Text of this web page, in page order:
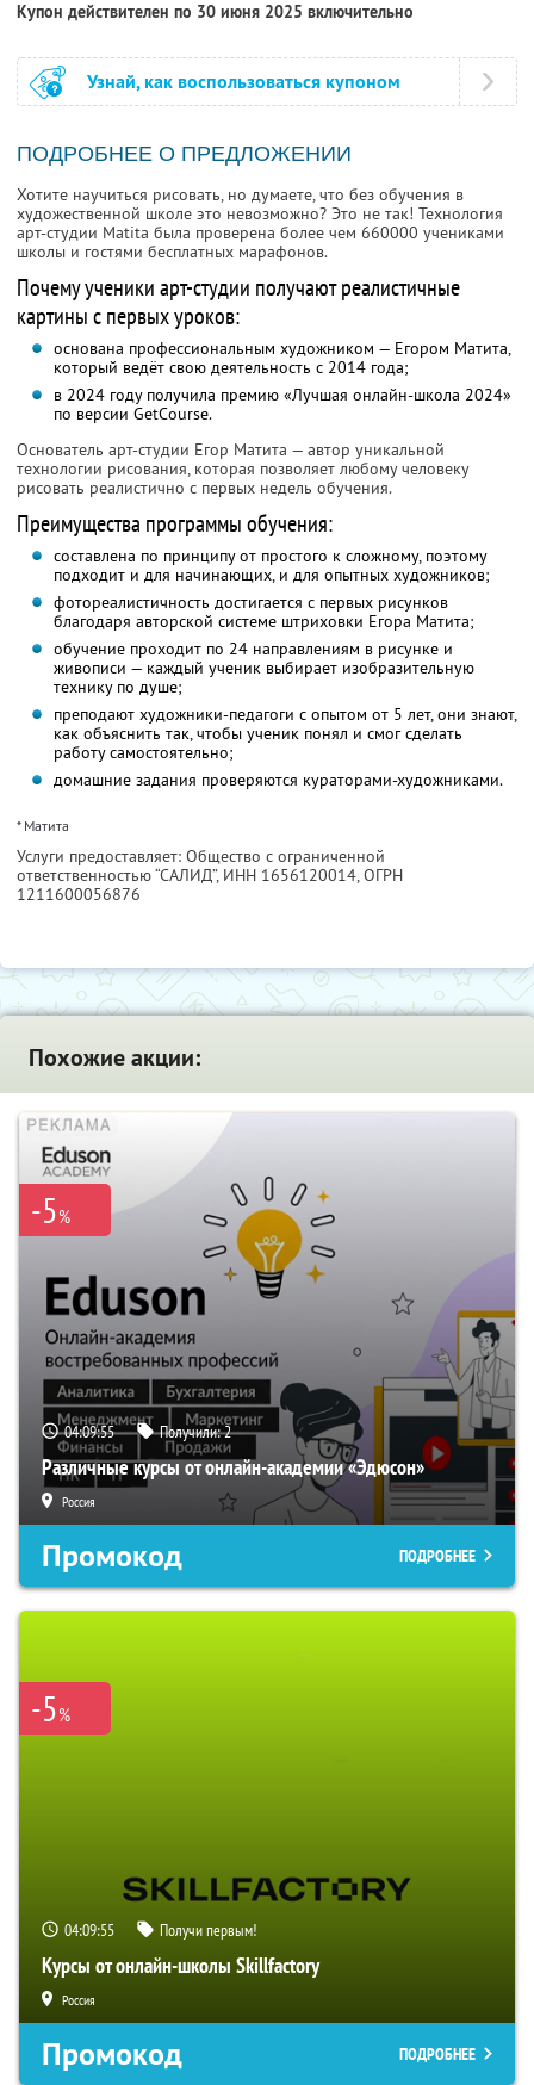
Купон действителен по 30 июня 2025 включительно
Узнай, как воспользоваться купоном
ПОДРОБНЕЕ О ПРЕДЛОЖЕНИИ
Хотите научиться рисовать, но думаете, что без обучения в
художественной школе это невозможно? Это не так! Технология
арт-студии Matita была проверена более чем 660000 учениками
школы и гостями бесплатных марафонов.
Почему ученики арт-студии получают реалистичные
картины с первых уроков:
основана профессиональным художником — Егором Матита,
который ведёт свою деятельность с 2014 года;
в 2024 году получила премию «Лучшая онлайн-школа 2024»
по версии GetCourse.
Основатель арт-студии Егор Матита — автор уникальной
технологии рисования, которая позволяет любому человеку
рисовать реалистично с первых недель обучения.
Преимущества программы обучения:
составлена по принципу от простого к сложному, поэтому
подходит и для начинающих, и для опытных художников;
фотореалистичность достигается с первых рисунков
благодаря авторской системе штриховки Егора Матита;
обучение проходит по 24 направлениям в рисунке и
живописи — каждый ученик выбирает изобразительную
технику по душе;
преподают художники-педагоги с опытом от 5 лет, они знают,
как объяснить так, чтобы ученик понял и смог сделать
работу самостоятельно;
домашние задания проверяются кураторами-художниками.
* Матита
Услуги предоставляет: Общество с ограниченной
ответственностью “САЛИД”, ИНН 1656120014, ОГРН
1211600056876
Похожие акции:
-5%
04:09:55 Получили:2
Различные курсы от онлайн-академии «Эдюсон»
Россия
Промокод ПОДРОБНЕЕ
-5%
04:09:55 Получи первым!
Курсы от онлайн-школы Skillfactory
Россия
Промокод ПОДРОБНЕЕ